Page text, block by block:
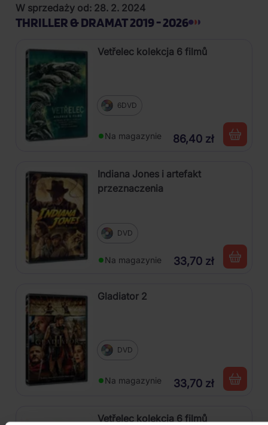
W sprzedaży od: 28. 2. 2024
THRILLER & DRAMAT 2019 - 2026
Vetřelec kolekcja 6 filmů
6DVD
Na magazynie 86,40 zł
Indiana Jones i artefakt
przeznaczenia
DVD
Na magazynie 33,70 zł
Gladiator 2
DVD
Na magazynie 33,70 zł
Vetřelec kolekcja 6 filmů